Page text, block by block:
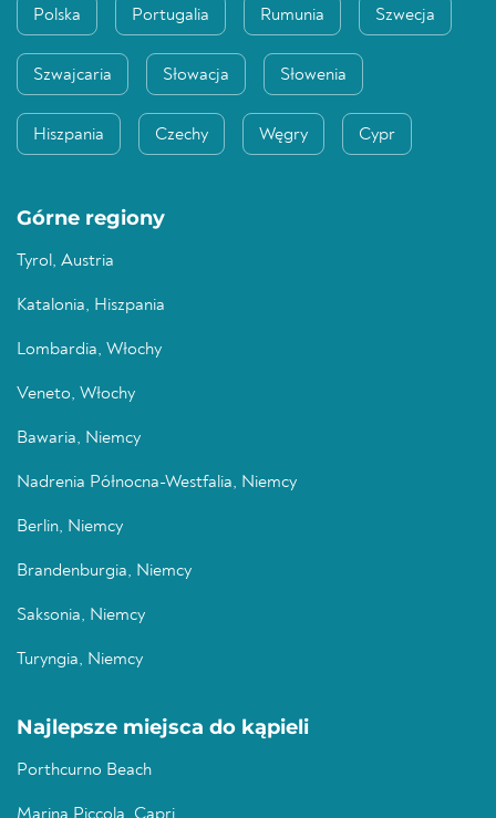
Polska Portugalia Rumunia Szwecja
Szwajcaria Słowacja Słowenia
Hiszpania Czechy Węgry Cypr
Górne regiony
Tyrol, Austria
Katalonia, Hiszpania
Lombardia, Włochy
Veneto, Włochy
Bawaria, Niemcy
Nadrenia Północna-Westfalia, Niemcy
Berlin, Niemcy
Brandenburgia, Niemcy
Saksonia, Niemcy
Turyngia, Niemcy
Najlepsze miejsca do kąpieli
Porthcurno Beach